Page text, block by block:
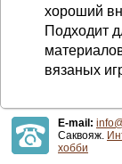
хороший
Подходит
вязаных
E-mail:
Саквояж.
хобби